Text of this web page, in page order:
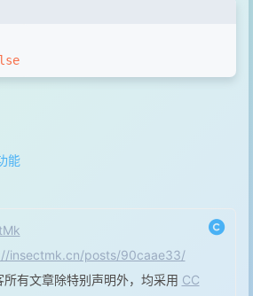
能
insectmk.cn/posts/90caae33/
所有文章除特别声明外，均采用 CC